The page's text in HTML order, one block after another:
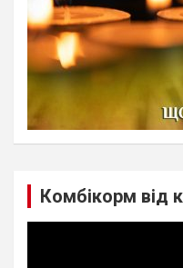
Комбікорм від